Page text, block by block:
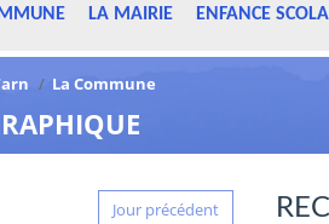
LA MAIRIE ENFANCE
/ La Commune
Jour précédent